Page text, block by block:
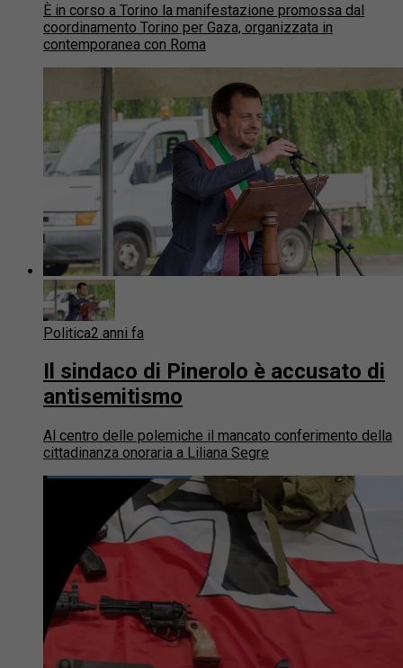
È in corso a Torino la manifestazione promossa dal
coordinamento Torino per Gaza, organizzata in
contemporanea con Roma
Politica2 anni fa
Il sindaco di Pinerolo è accusato di
antisemitismo
Al centro delle polemiche il mancato conferimento della
cittadinanza onoraria a Liliana Segre